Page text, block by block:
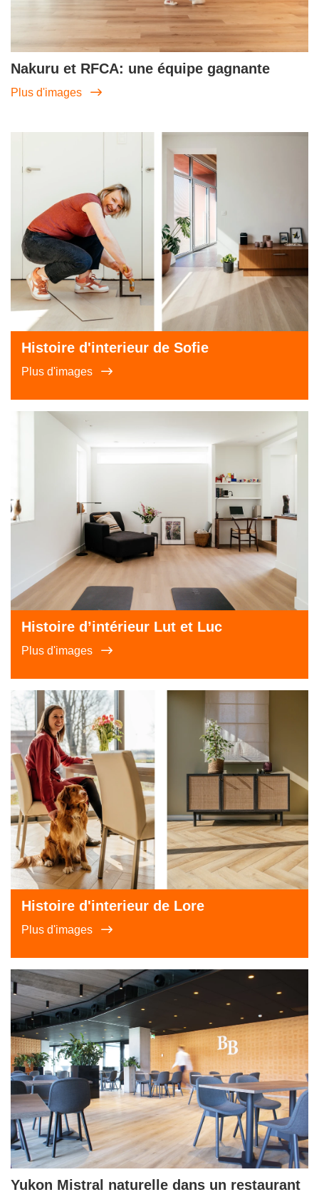
Nakuru et RFCA: une équipe gagnante
Plus d'images
Histoire d'interieur de Sofie
Plus d'images
Histoire d’intérieur Lut et Luc
Plus d'images
Histoire d'interieur de Lore
Plus d'images
Yukon Mistral naturelle dans un restaurant